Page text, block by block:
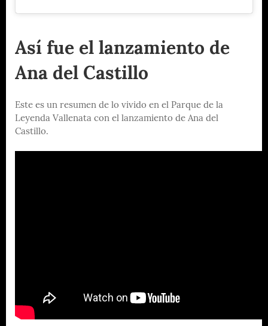
Así fue el lanzamiento de
Ana del Castillo
Este es un resumen de lo vivido en el Parque de la
Leyenda Vallenata con el lanzamiento de Ana del
Castillo.